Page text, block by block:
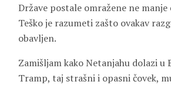
Države postale omražene ne manje
Teško je razumeti zašto ovakav
obavljen.
Zamišljam kako Netanjahu dolazi u
Tramp, taj strašni i opasni čovek,